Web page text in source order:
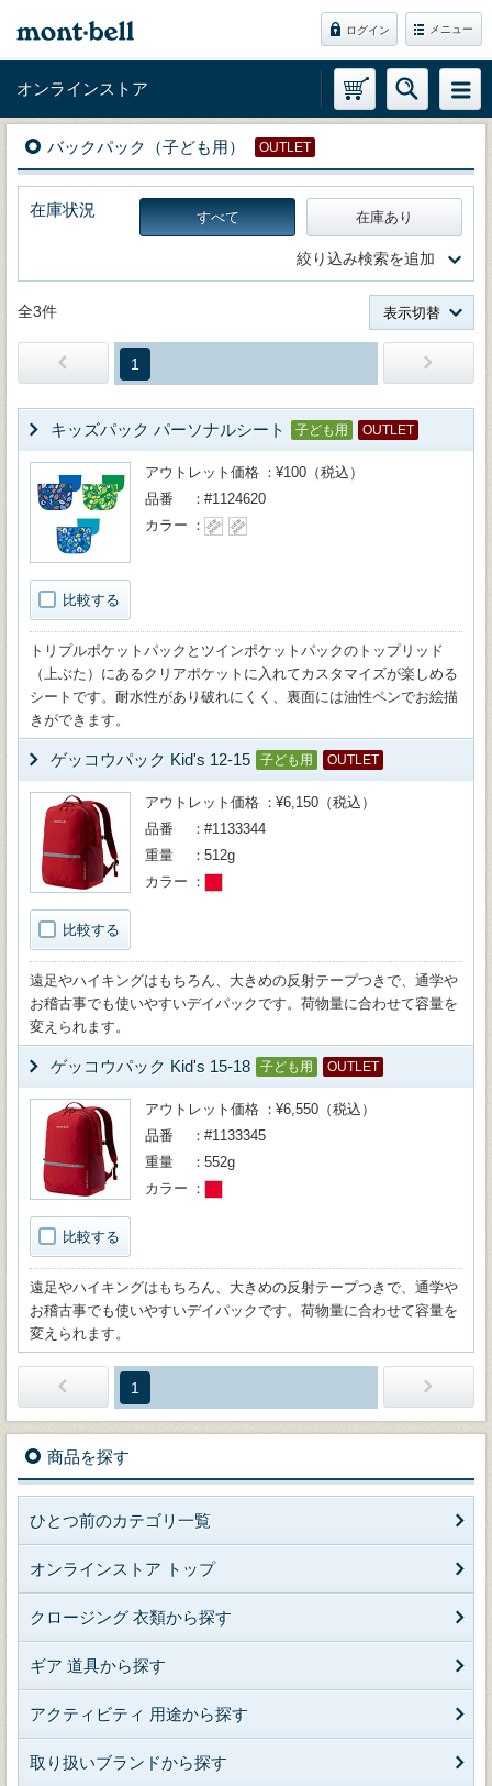
ログイン メニュー
オンラインストア
バックパック（子ども用） OUTLET
在庫状況 すべて 在庫あり
絞り込み検索を追加
全3件 表示切替
1
キッズパック パーソナルシート 子ども用 OUTLET
比較する
アウトレット価格
¥100（税込）
品番
#1124620
カラー
トリプルポケットパックとツインポケットパックのトップリッド
（上ぶた）にあるクリアポケットに入れてカスタマイズが楽しめる
シートです。耐水性があり破れにくく、裏面には油性ペンでお絵描
きができます。
ゲッコウパック Kid's 12-15 子ども用 OUTLET
比較する
アウトレット価格
¥6,150（税込）
品番
#1133344
重量
512g
カラー
遠足やハイキングはもちろん、大きめの反射テープつきで、通学や
お稽古事でも使いやすいデイパックです。荷物量に合わせて容量を
変えられます。
ゲッコウパック Kid's 15-18 子ども用 OUTLET
比較する
アウトレット価格
¥6,550（税込）
品番
#1133345
重量
552g
カラー
遠足やハイキングはもちろん、大きめの反射テープつきで、通学や
お稽古事でも使いやすいデイパックです。荷物量に合わせて容量を
変えられます。
1
商品を探す
ひとつ前のカテゴリ一覧
オンラインストア トップ
クロージング 衣類から探す
ギア 道具から探す
アクティビティ 用途から探す
取り扱いブランドから探す